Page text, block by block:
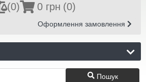
(0) 0 грн (0)
Оформлення замовлення
Пошук